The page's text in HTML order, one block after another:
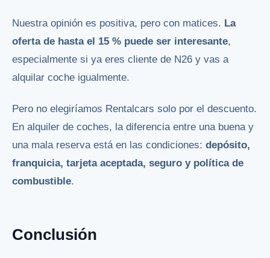
Nuestra opinión es positiva, pero con matices. La
oferta de hasta el 15 % puede ser interesante,
especialmente si ya eres cliente de N26 y vas a
alquilar coche igualmente.
Pero no elegiríamos Rentalcars solo por el descuento.
En alquiler de coches, la diferencia entre una buena y
una mala reserva está en las condiciones: depósito,
franquicia, tarjeta aceptada, seguro y política de
combustible.
Conclusión